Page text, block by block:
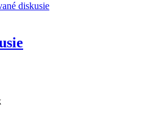
diskusie